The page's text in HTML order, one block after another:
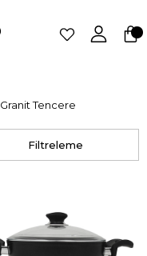
Granit Tencere
Filtreleme